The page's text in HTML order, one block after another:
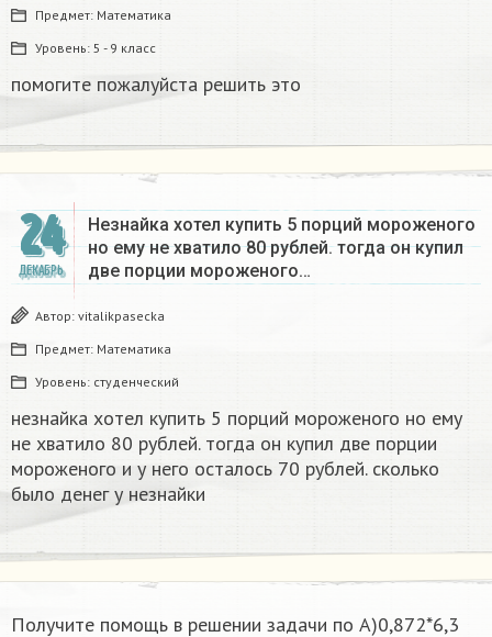
Предмет: Математика
Уровень: 5 - 9 класс
помогите пожалуйста решить это
24
ДЕКАБРЬ
Незнайка хотел купить 5 порций мороженого
но ему не хватило 80 рублей. тогда он купил
две порции мороженого…
Автор: vitalikpasecka
Предмет: Математика
Уровень: студенческий
незнайка хотел купить 5 порций мороженого но ему
не хватило 80 рублей. тогда он купил две порции
мороженого и у него осталось 70 рублей. сколько
было денег у незнайки
Получите помощь в решении задачи по А)0,872*6,3